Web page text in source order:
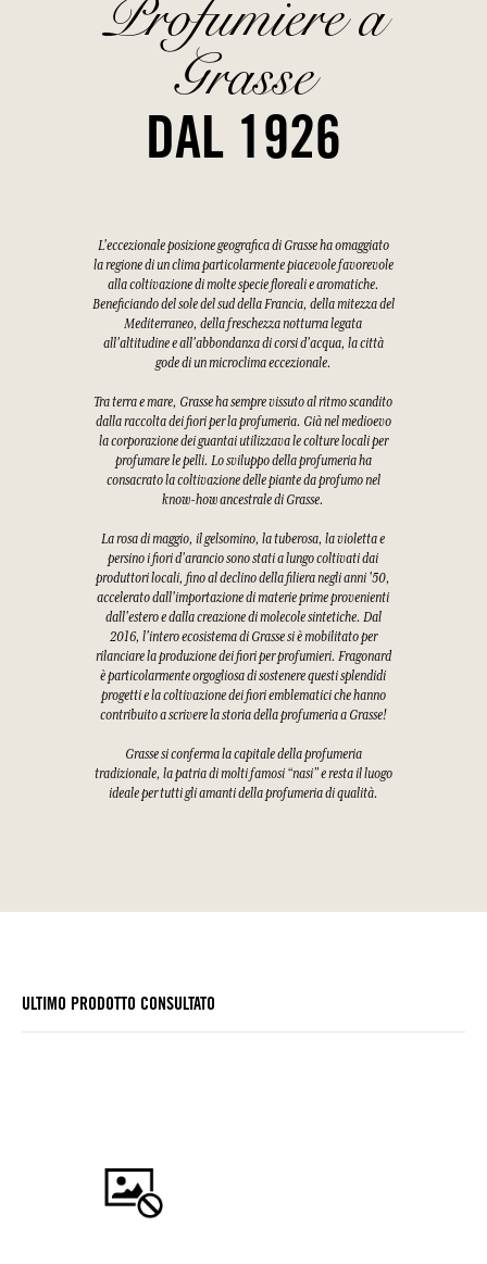
Profumiere a
Grasse
DAL 1926
L'eccezionale posizione geografica di Grasse ha omaggiato
la regione di un clima particolarmente piacevole favorevole
alla coltivazione di molte specie floreali e aromatiche.
Beneficiando del sole del sud della Francia, della mitezza del
Mediterraneo, della freschezza notturna legata
all'altitudine e all'abbondanza di corsi d'acqua, la città
gode di un microclima eccezionale.
Tra terra e mare, Grasse ha sempre vissuto al ritmo scandito
dalla raccolta dei fiori per la profumeria. Già nel medioevo
la corporazione dei guantai utilizzava le colture locali per
profumare le pelli. Lo sviluppo della profumeria ha
consacrato la coltivazione delle piante da profumo nel
know-how ancestrale di Grasse.
La rosa di maggio, il gelsomino, la tuberosa, la violetta e
persino i fiori d'arancio sono stati a lungo coltivati dai
produttori locali, fino al declino della filiera negli anni '50,
accelerato dall'importazione di materie prime provenienti
dall'estero e dalla creazione di molecole sintetiche. Dal
2016, l'intero ecosistema di Grasse si è mobilitato per
rilanciare la produzione dei fiori per profumieri. Fragonard
è particolarmente orgogliosa di sostenere questi splendidi
progetti e la coltivazione dei fiori emblematici che hanno
contribuito a scrivere la storia della profumeria a Grasse!
Grasse si conferma la capitale della profumeria
tradizionale, la patria di molti famosi “nasi” e resta il luogo
ideale per tutti gli amanti della profumeria di qualità.
ULTIMO PRODOTTO CONSULTATO